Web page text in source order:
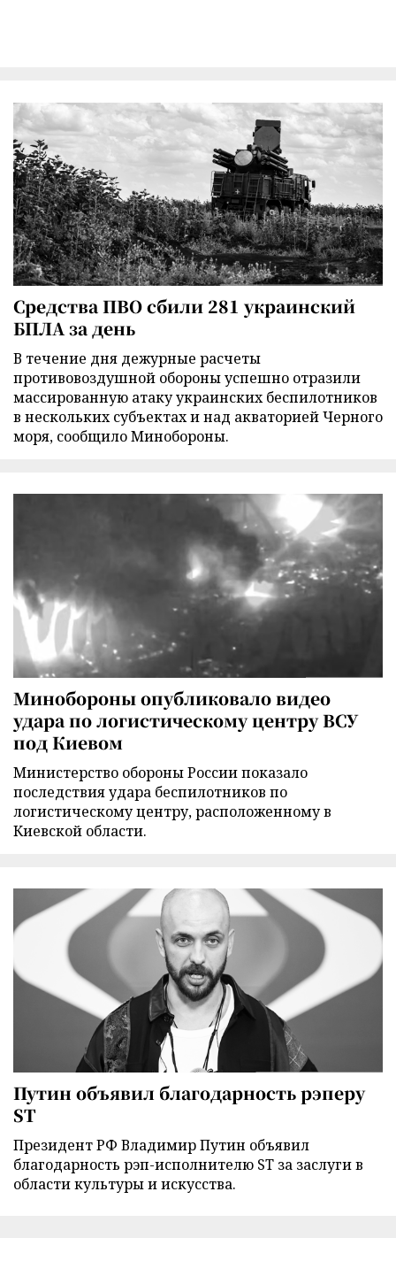
Средства ПВО сбили 281 украинский
БПЛА за день
В течение дня дежурные расчеты
противовоздушной обороны успешно отразили
массированную атаку украинских беспилотников
в нескольких субъектах и над акваторией Черного
моря, сообщило Минобороны.
Минобороны опубликовало видео
удара по логистическому центру ВСУ
под Киевом
Министерство обороны России показало
последствия удара беспилотников по
логистическому центру, расположенному в
Киевской области.
Путин объявил благодарность рэперу
ST
Президент РФ Владимир Путин объявил
благодарность рэп-исполнителю ST за заслуги в
области культуры и искусства.